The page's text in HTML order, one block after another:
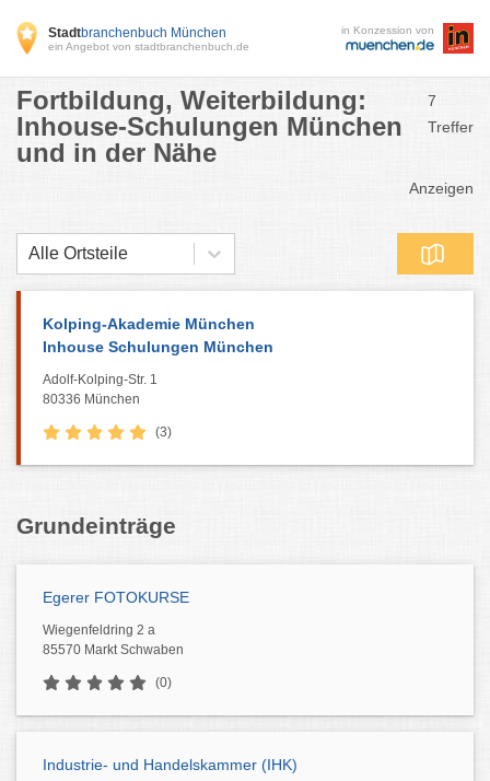
Stadtbranchenbuch München
ein Angebot von stadtbranchenbuch.de
in Konzession von
Fortbildung, Weiterbildung:
Inhouse-Schulungen München
und in der Nähe
7
Treffer
Anzeigen
Alle Ortsteile
Kolping-Akademie München
Inhouse Schulungen München
Adolf-Kolping-Str. 1
80336 München
(3)
Grundeinträge
Egerer FOTOKURSE
Wiegenfeldring 2 a
85570 Markt Schwaben
(0)
Industrie- und Handelskammer (IHK)